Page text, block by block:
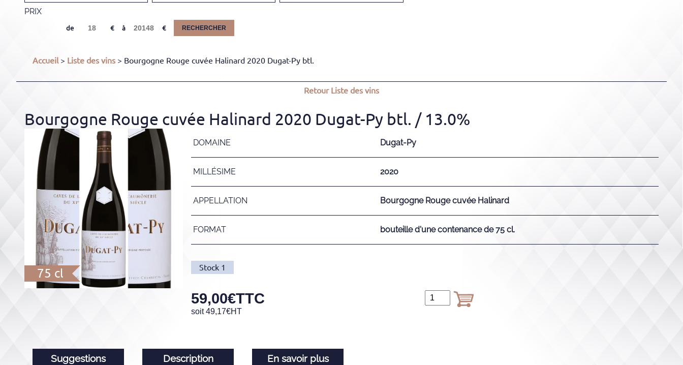
PRIX
de à RECHERCHER
Accueil> Liste des vins > Bourgogne Rouge cuvée Halinard 2020 Dugat-Py btl.
RetourListe des vins
Bourgogne Rouge cuvée Halinard 2020 Dugat-Py btl. / 13.0%
75 cl
DOMAINE Dugat-Py
MILLÉSIME 2020
APPELLATION Bourgogne Rouge cuvée Halinard
FORMAT bouteille d'une contenance de 75 cl.
Stock 1
59,00€TTC
soit 49,17€HT
Suggestions Description En savoir plus